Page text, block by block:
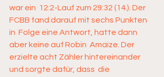
war ein  12:2-Lauf zum 29:32 (14.). Der
FCBB fand darauf mit sechs Punkten
in  Folge eine Antwort, hatte dann
aber keine auf Robin  Amaize. Der
erzielte acht Zähler hintereinander
und sorgte dafür, dass  die